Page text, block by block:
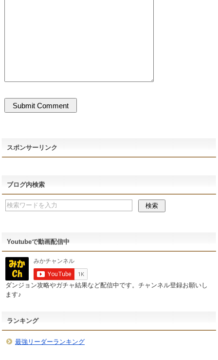
スポンサーリンク
ブログ内検索
Youtubeで動画配信中
ダンジョン攻略やガチャ結果など配信中です。チャンネル登録お願いし
ます♪
ランキング
最強リーダーランキング